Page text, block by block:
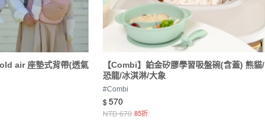
air 座墊式背帶(透氣
【Combi】鉑金矽膠學習吸盤碗(含蓋) 熊貓/
恐龍/冰淇淋/大象
#Combi
$570
NTD670 85折